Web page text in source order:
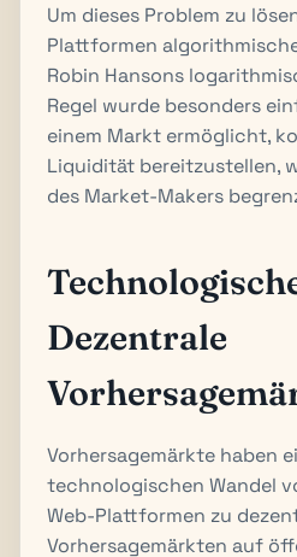
Um dieses Problem zu
Plattformen
Robin Hansons
Regel wurde besonders
einem Markt ermöglicht,
Liquidität bereitzustellen,
des Market-Makers
Dezentrale
Vorhersagemärkte haben
technologischen Wandel
Web-Plattformen zu
Vorhersagemärkten auf